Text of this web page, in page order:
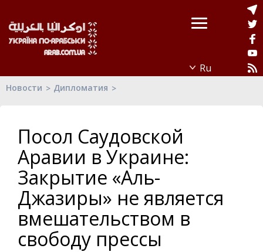
Новости Дипломатия
Посол Саудовской
Аравии в Украине:
Закрытие «Аль-
Джазиры» не является
вмешательством в
свободу прессы